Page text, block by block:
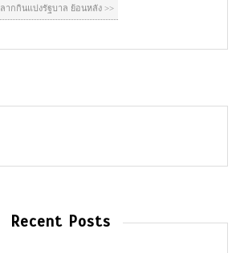
Recent Posts